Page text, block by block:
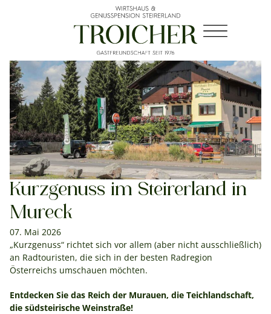
Kurzgenuss im Steirerland in
Mureck
07. Mai 2026
„Kurzgenuss“ richtet sich vor allem (aber nicht ausschließlich)
an Radtouristen, die sich in der besten Radregion
Österreichs umschauen möchten.
Entdecken Sie das Reich der Murauen, die Teichlandschaft,
die südsteirische Weinstraße!